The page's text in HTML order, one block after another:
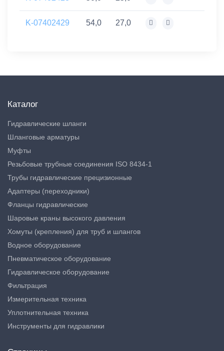
K-07402429 54,0 27,0
Каталог
Гидравлические шланги
Шланговые арматуры
Муфты
Резьбовые трубные соединения ISO 8434-1
Трубы гидравлические прецизионные
Адаптеры (переходники)
Фланцы гидравлические
Шаровые краны высокого давления
Хомуты (крепления) для труб и шлангов
Водное оборудование
Пневматическое оборудование
Гидравлическое оборудование
Фильтрация
Измерительная техника
Уплотнительная техника
Инструменты для гидравлики